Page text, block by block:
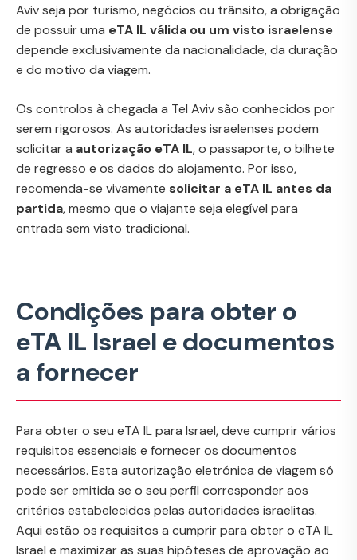
Aviv seja por turismo, negócios ou trânsito, a obrigação
de possuir uma eTA IL válida ou um visto israelense
depende exclusivamente da nacionalidade, da duração
e do motivo da viagem.
Os controlos à chegada a Tel Aviv são conhecidos por
serem rigorosos. As autoridades israelenses podem
solicitar a autorização eTA IL, o passaporte, o bilhete
de regresso e os dados do alojamento. Por isso,
recomenda-se vivamente solicitar a eTA IL antes da
partida, mesmo que o viajante seja elegível para
entrada sem visto tradicional.
Condições para obter o
eTA IL Israel e documentos
a fornecer
Para obter o seu eTA IL para Israel, deve cumprir vários
requisitos essenciais e fornecer os documentos
necessários. Esta autorização eletrónica de viagem só
pode ser emitida se o seu perfil corresponder aos
critérios estabelecidos pelas autoridades israelitas.
Aqui estão os requisitos a cumprir para obter o eTA IL
Israel e maximizar as suas hipóteses de aprovação ao